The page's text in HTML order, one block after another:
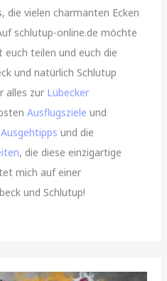
die vielen charmanten Ecken
schlutup-online.de möchte
teilen und euch die
und natürlich Schlutup
alles zur Lübecker
Ausflugsziele und
Ausgehtipps und die
, die diese einzigartige
mich auf einer
und Schlutup!